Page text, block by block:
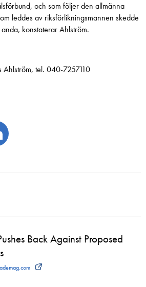
och som följer den allmänna
leddes av riksförlikningsmannen skedde
konstaterar Ahlström.
Ahlström, tel. 040-7257110
Back Against Proposed